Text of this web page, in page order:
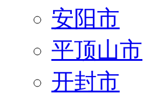
安阳市
平顶山市
开封市